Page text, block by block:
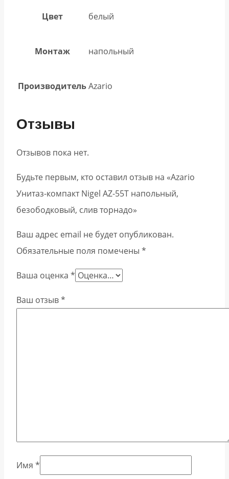
Цвет белый
Монтаж напольный
ПроизводительAzario
Отзывы
Отзывов пока нет.
Будьте первым, кто оставил отзыв на «Azario
Унитаз-компакт Nigel AZ-55T напольный,
безободковый, слив торнадо»
Ваш адрес email не будет опубликован.
Обязательные поля помечены *
Ваша оценка *
Ваш отзыв*
Имя *